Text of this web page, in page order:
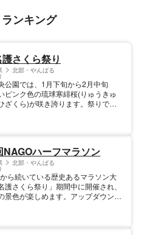
ンキング
さくら祭り
北部・やんばる
公園では、1月下旬から2月中旬
ピンク色の琉球寒緋桜(りゅうきゅ
ざくら)が咲き誇ります。祭りでは
開催中止
NAGOハーフマラソン
北部・やんばる
ら続いている歴史あるマラソン大
護さくら祭り」期間中に開催され、
景色が楽しめます。アップダウンも